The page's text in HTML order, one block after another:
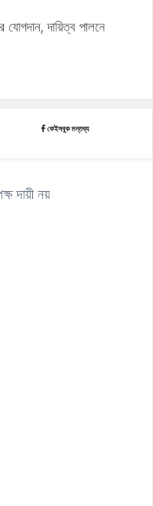
দায়িত্ব পালনে
ফেইসবুক মন্তব্য
দায়ী নয়